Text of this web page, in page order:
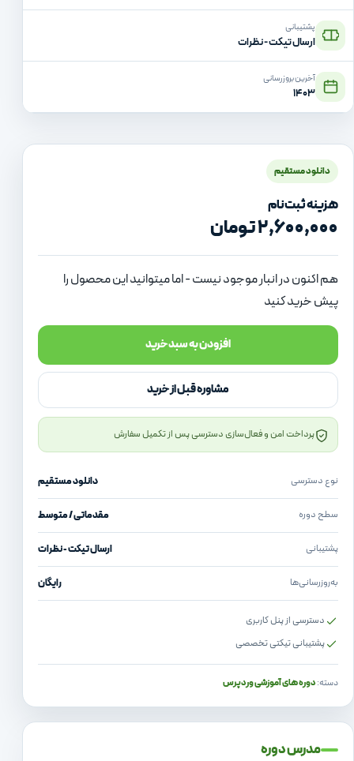
پشتیبانی
ارسال تیکت - نظرات
آخرین بروزرسانی
۱۴۰۳
دانلود مستقیم
هزینه ثبت‌نام
۲,۶۰۰,۰۰۰تومان
هم اکنون در انبار موجود نیست - اما میتوانید این محصول را
پیش خرید کنید
افزودن به سبد خرید
مشاوره قبل از خرید
پرداخت امن و فعال‌سازی دسترسی پس از تکمیل سفارش
نوع دسترسی دانلود مستقیم
سطح دوره مقدماتی / متوسط
پشتیبانی ارسال تیکت - نظرات
به‌روزرسانی‌ها رایگان
دسترسی از پنل کاربری
پشتیبانی تیکتی تخصصی
دسته:دوره های آموزشی وردپرس
مدرس دوره